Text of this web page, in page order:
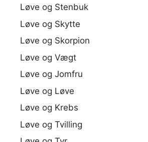
Løve og Stenbuk
Løve og Skytte
Løve og Skorpion
Løve og Vægt
Løve og Jomfru
Løve og Løve
Løve og Krebs
Løve og Tvilling